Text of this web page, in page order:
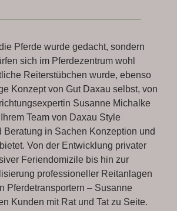
Pferde wurde gedacht, sondern
sich im Pferdezentrum wohl
Reiterstübchen wurde, ebenso
Konzept von Gut Daxau selbst, von
Susanne Michalke
Team von Daxau Style
Beratung in Sachen Konzeption und
Von der Entwicklung privater
Feriendomizile bis hin zur
professioneller Reitanlagen
Pferdetransportern – Susanne
Kunden mit Rat und Tat zu Seite.